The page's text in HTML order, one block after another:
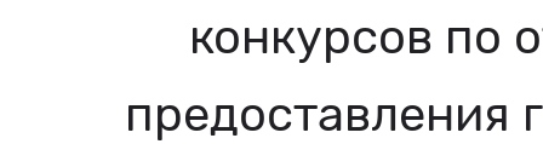
конкурсов по
предоставления